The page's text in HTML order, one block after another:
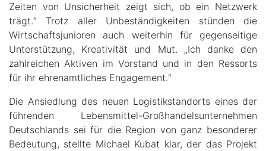
Zeiten von Unsicherheit zeigt sich, ob ein Netzwerk
trägt.“ Trotz aller Unbeständigkeiten stünden die
Wirtschaftsjunioren auch weiterhin für gegenseitige
Unterstützung, Kreativität und Mut. „Ich danke den
zahlreichen Aktiven im Vorstand und in den Ressorts
für ihr ehrenamtliches Engagement.“
Die Ansiedlung des neuen Logistikstandorts eines der
führenden Lebensmittel-Großhandelsunternehmen
Deutschlands sei für die Region von ganz besonderer
Bedeutung, stellte Michael Kubat klar, der das Projekt